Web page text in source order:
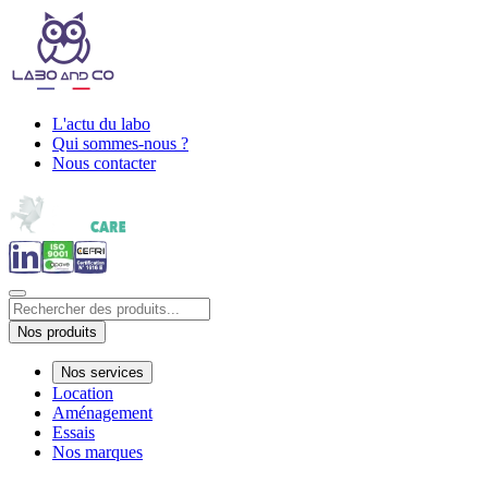
L'actu du labo
Qui sommes-nous ?
Nous contacter
Nos produits
Nos services
Location
Aménagement
Essais
Nos marques